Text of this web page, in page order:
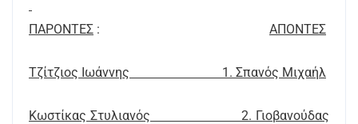
ΠΑΡΟΝΤΕΣ : AΠΟΝTEΣ
Τζίτζιος Ιωάννης 1. Σπανός Μιχαήλ
Κωστίκας Στυλιανός 2. Γιοβανούδας